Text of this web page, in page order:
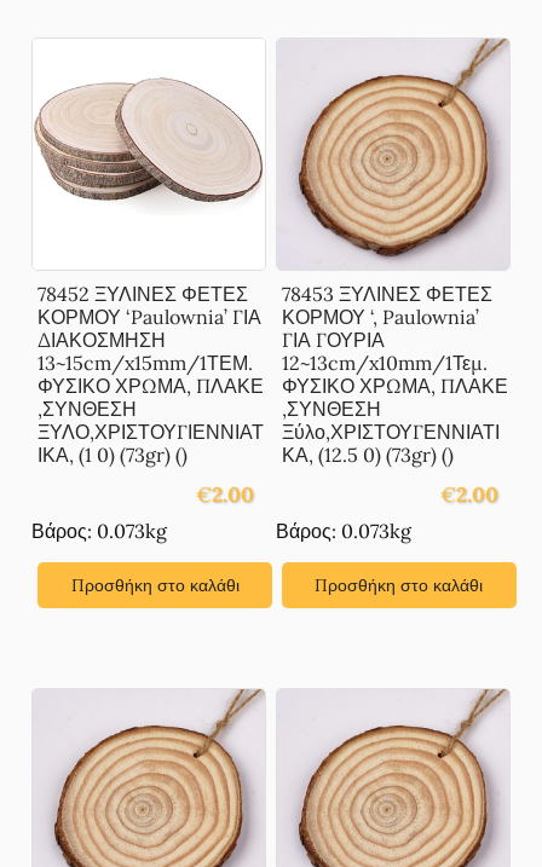
78452 ΞΥΛΙΝΕΣ ΦΕΤΕΣ
ΚΟΡΜΟΥ ‘Paulownia’ ΓΙΑ
ΔΙΑΚΟΣΜΗΣΗ
13~15cm/x15mm/1ΤΕΜ.
ΦΥΣΙΚΟ ΧΡΩΜΑ, ΠΛΑΚΕ
,ΣΥΝΘΕΣΗ
ΞΥΛΟ,ΧΡΙΣΤΟΥΓΙΕΝΝΙΑΤ
ΙΚΑ, (1 0) (73gr) ()
€2.00
Βάρος: 0.073kg
Προσθήκη στο καλάθι
78453 ΞΥΛΙΝΕΣ ΦΕΤΕΣ
ΚΟΡΜΟΥ ‘, Paulownia’
ΓΙΑ ΓΟΥΡΙΑ
12~13cm/x10mm/1Τεμ.
ΦΥΣΙΚΟ ΧΡΩΜΑ, ΠΛΑΚΕ
,ΣΥΝΘΕΣΗ
Ξύλο,ΧΡΙΣΤΟΥΓΕΝΝΙΑΤΙ
ΚΑ, (12.5 0) (73gr) ()
€2.00
Βάρος: 0.073kg
Προσθήκη στο καλάθι